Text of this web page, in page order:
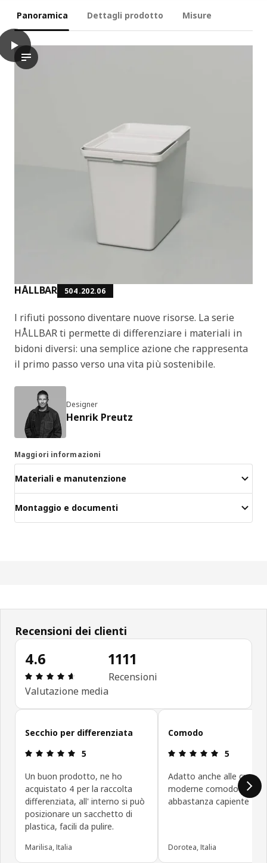
Panoramica Dettagli prodotto Misure
HÅLLBAR 504.202.06
I rifiuti possono diventare nuove risorse. La serie
HÅLLBAR ti permette di differenziare i materiali in
bidoni diversi: una semplice azione che rappresenta
il primo passo verso una vita più sostenibile.
Designer
Henrik Preutz
Maggiori informazioni
Materiali e manutenzione
Montaggio e documenti
play
Nel video, una persona mostra il cestino HÅLLBAR con
HÅLLBAR Secchio con coperchio, grigio chiaro, 35 l
Recensioni dei clienti
4.6
Recensione: 4.6 di 5 stelle. Recensioni totali: 1111
Valutazione media
1111
Recensioni
Salta le recensioni
Secchio per differenziata
Recensione: 5 di 5 stelle.
5
Un buon prodotto, ne ho
acquistato 4 per la raccolta
differenziata, all' interno si può
posizionare un sacchetto di
plastica, facili da pulire.
Marilisa, Italia
Comodo
5
Adatto anche alle cucine
moderne comodo
abbastanza capiente
Dorotea, Italia